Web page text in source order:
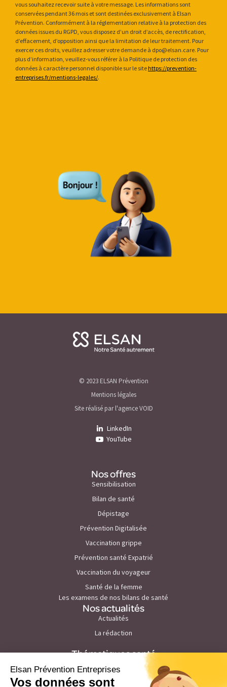
vous souhaitez recevoir suite à votre message. Les informations sont
conservées pendant 36 mois et sont destinées exclusivement à Elsan
Prévention. Conformément à la réglementation relative à la protection des
données issues du RGPD, vous disposez d’un droit d’accès, de rectification,
d’effacement, d’opposition ainsi que la limitation de leur traitement. Pour
exercer ces droits, veuillez adresser votre demande à dpo@elsan.care. Pour
plus d’information, veuillez-vous référer à la Politique de protection des
données à caractère personnel disponible sur le site https://prevention-
entreprises.fr/mentions-legales/.
© 2023 ELSAN Prévention
Mentions légales
Site réalisé par l'agence VOID
LinkedIn
YouTube
Nos offres
Sensibilisation
Bilan de santé
Dépistage
Prévention Digitalisée
Vaccination grippe
Prévention santé Expatrié
Vaccination du voyageur
Santé de la femme
Les examens de nos bilans de santé
Nos actualités
Actualités
La rédaction
Thématiques santé
Prévention du cancer de la peau
Prévention du stress et burn out